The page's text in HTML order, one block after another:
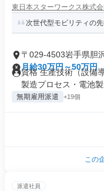
東日本スターワークス株式
次世代型モビリティの
〒029-4503岩手県胆
月給30万円～50万円
資格 生産技術（設備
製造プロセス・電池製
無期雇用派遣 +19個
この
派遣社員